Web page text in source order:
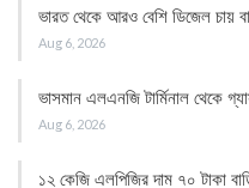
ভারত থেকে আরও বেশি ডিজেল চায়
Aug 6, 2026
ভাসমান এলএনজি টার্মিনাল থেকে
Aug 6, 2026
১২ কেজি এলপিজির দাম ৭০ টাকা